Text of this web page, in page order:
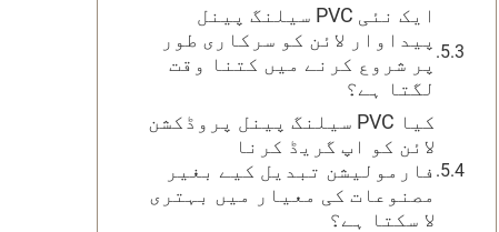
ایک نئی PVC سیلنگ پینل
پیداوار لائن کو سرکاری طور
پر شروع کرنے میں کتنا وقت
لگتا ہے؟
کیا PVC سیلنگ پینل پروڈکشن
لائن کو اپ گریڈ کرنا
فارمولیشن تبدیل کیے بغیر
مصنوعات کی معیار میں بہتری
لا سکتا ہے؟